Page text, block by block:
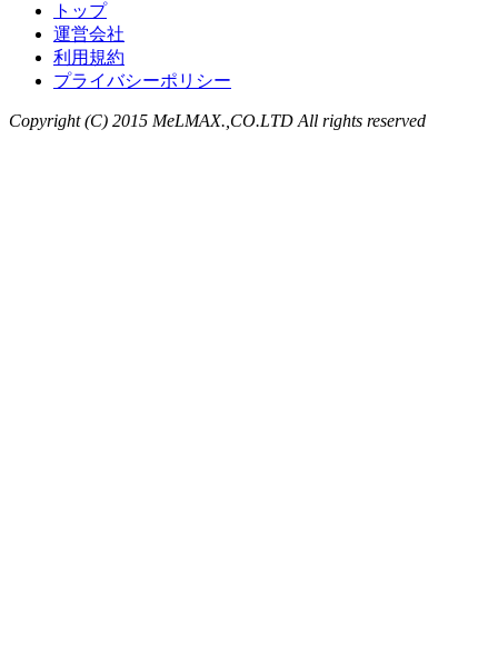
トップ
運営会社
利用規約
プライバシーポリシー
Copyright (C) 2015 MeLMAX.,CO.LTD All rights reserved